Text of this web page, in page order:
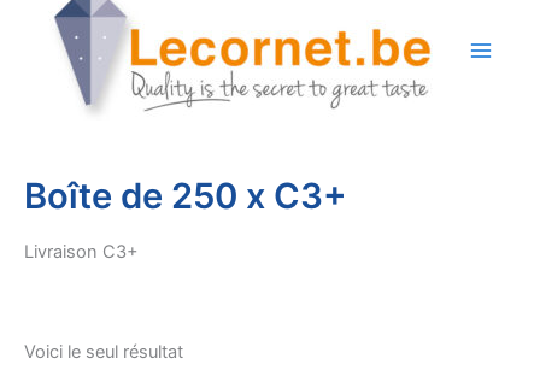
Boîte de 250 x C3+
Livraison C3+
Voici le seul résultat